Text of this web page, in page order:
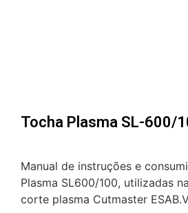
Tocha Plasma SL-600/
Manual de instruções e
Plasma SL600/100, utilizadas
corte plasma Cutmaster